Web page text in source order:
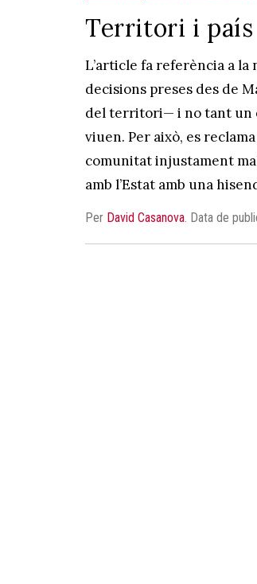
Territori i país
L’article fa referència a
decisions preses des de
del territori— i no tant un
viuen. Per això, es
comunitat injustament
amb l’Estat amb una
Per David Casanova. Data de